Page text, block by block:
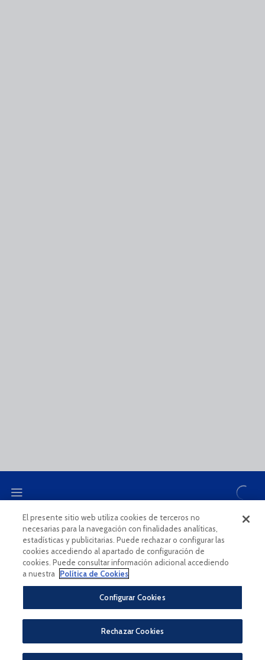
CANAL ÉTICO
Política De Privacidad
El presente sitio web utiliza cookies de terceros no
necesarias para la navegación con finalidades analíticas,
estadísticas y publicitarias. Puede rechazar o configurar las
cookies accediendo al apartado de configuración de
cookies. Puede consultar información adicional accediendo
a nuestra
Política de Cookies
Configurar Cookies
Rechazar Cookies